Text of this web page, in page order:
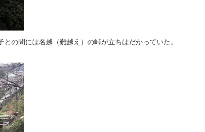
の間には名越（難越え）の峠が立ちはだかっていた。